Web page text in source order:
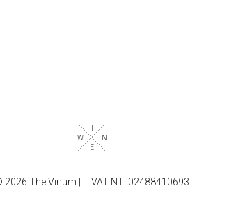
2026 The Vinum | | VAT N.IT02488410693